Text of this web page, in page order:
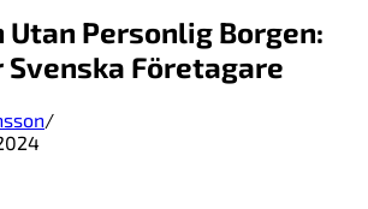
Personlig Borgen:
Svenska Företagare